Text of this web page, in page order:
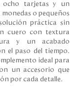
ocho tarjetas y un
o pequeños
práctica sin
cuero con textura
y un acabado
el paso del tiempo.
ideal para
un accesorio que
por cada detalle.